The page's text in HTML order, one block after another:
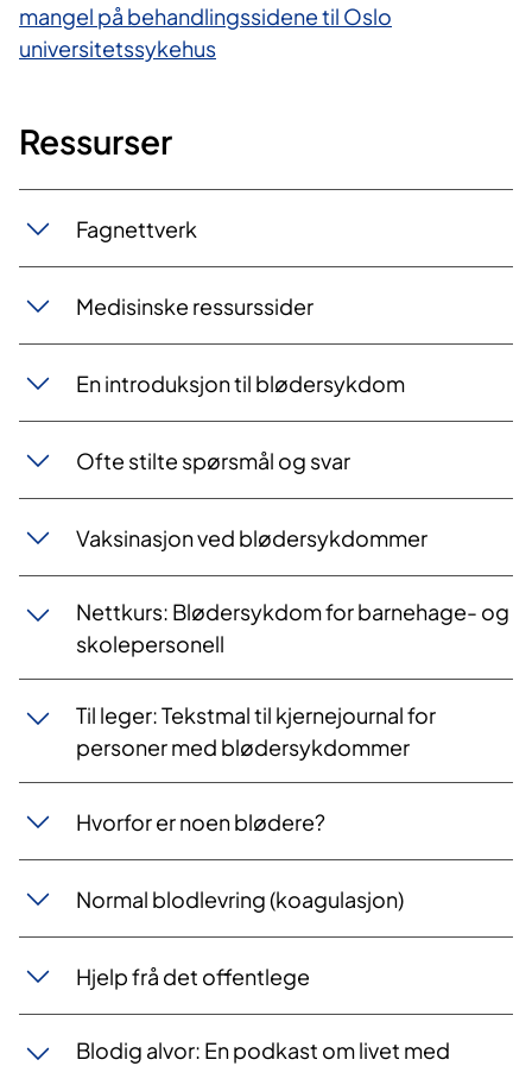
mangel på behandlingssidene til Oslo
universitetssykehus
Ressurser
Fagnettverk
Medisinske ressurssider
En introduksjon til blødersykdom
Ofte stilte spørsmål og svar
​Vaksinasjon ved blødersykdommer
Nettkurs: Blødersykdom for barnehage- og
skolepersonell
Til leger: Tekstmal til kjernejournal for
personer med blødersykdommer
Hvorfor er noen blødere?
Normal blodlevring (koagulasjon)
Hjelp frå det offentlege
Blodig alvor: En podkast om livet med